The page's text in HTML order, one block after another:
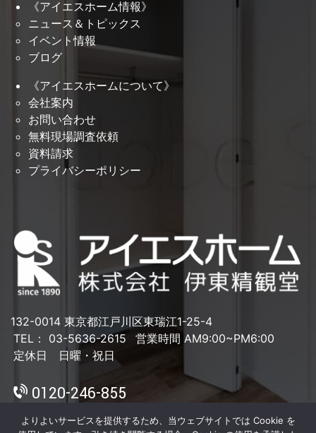
《アイエスホーム情報》
ニュース＆トピックス
イベント情報
ブログ
《アイエスホームについて》
会社案内
お問い合わせ
無料現場調査依頼
資料請求
プライバシーポリシー
132-0014 東京都江戸川区東瑞江1-25-4
TEL： 03-5636-2615
営業時間 AM9:00~PM6:00
定休日 日曜・祝日
0120-246-855
よりよいサービスを提供するため、当ウェブサイトでは Cookie を